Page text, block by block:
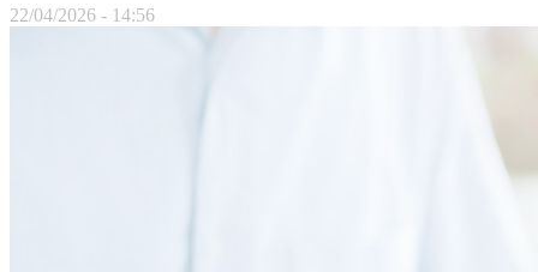
22/04/2026 - 14:56